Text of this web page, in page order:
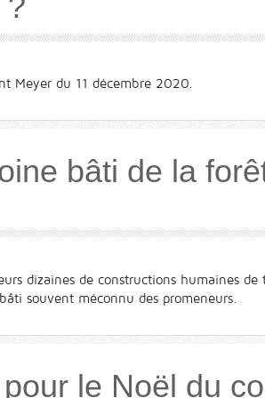
Meyer du 11 décembre 2020.
bâti de la
dizaines de constructions humaines de
souvent méconnu des promeneurs.
le Noël du